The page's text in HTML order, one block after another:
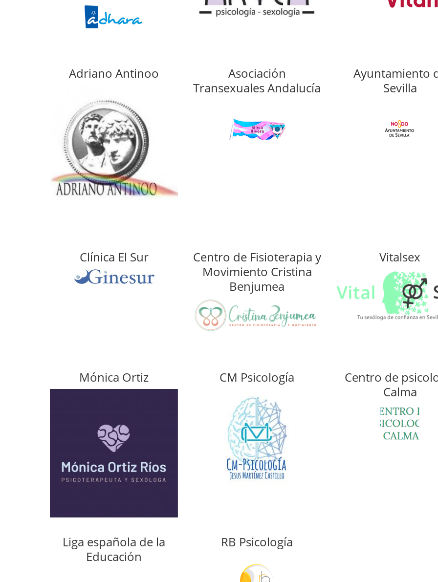
Adriano Antinoo
Asociación
Transexuales Andalucía
Ayuntamiento
Sevilla
Clínica El Sur
Centro de Fisioterapia y
Movimiento Cristina
Benjumea
Vitalsex
Mónica Ortiz CM Psicología
Centro de
Calma
Liga española de la
Educación
RB Psicología